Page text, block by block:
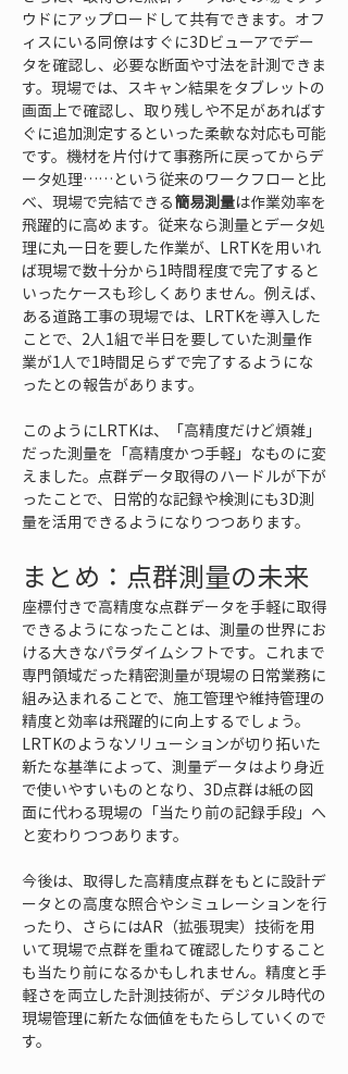
ウドにアップロードして共有できます。オフ
ィスにいる同僚はすぐに3Dビューアでデー
タを確認し、必要な断面や寸法を計測できま
す。現場では、スキャン結果をタブレットの
画面上で確認し、取り残しや不足があればす
ぐに追加測定するといった柔軟な対応も可能
です。機材を片付けて事務所に戻ってからデ
ータ処理……という従来のワークフローと比
べ、現場で完結できる簡易測量は作業効率を
飛躍的に高めます。従来なら測量とデータ処
理に丸一日を要した作業が、LRTKを用いれ
ば現場で数十分から1時間程度で完了すると
いったケースも珍しくありません。例えば、
ある道路工事の現場では、LRTKを導入した
ことで、2人1組で半日を要していた測量作
業が1人で1時間足らずで完了するようにな
ったとの報告があります。
このようにLRTKは、「高精度だけど煩雑」
だった測量を「高精度かつ手軽」なものに変
えました。点群データ取得のハードルが下が
ったことで、日常的な記録や検測にも3D測
量を活用できるようになりつつあります。
まとめ：点群測量の未来
座標付きで高精度な点群データを手軽に取得
できるようになったことは、測量の世界にお
ける大きなパラダイムシフトです。これまで
専門領域だった精密測量が現場の日常業務に
組み込まれることで、施工管理や維持管理の
精度と効率は飛躍的に向上するでしょう。
LRTKのようなソリューションが切り拓いた
新たな基準によって、測量データはより身近
で使いやすいものとなり、3D点群は紙の図
面に代わる現場の「当たり前の記録手段」へ
と変わりつつあります。
今後は、取得した高精度点群をもとに設計デ
ータとの高度な照合やシミュレーションを行
ったり、さらにはAR（拡張現実）技術を用
いて現場で点群を重ねて確認したりすること
も当たり前になるかもしれません。精度と手
軽さを両立した計測技術が、デジタル時代の
現場管理に新たな価値をもたらしていくので
す。